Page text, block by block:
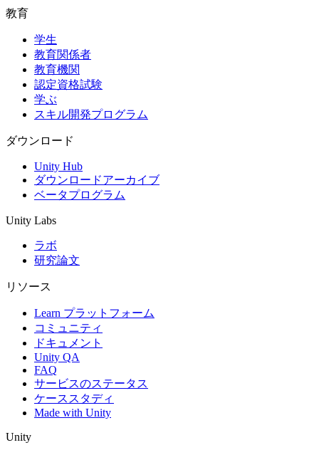
Unity でモバイル向けヒット作を制作して成長させる
インディーゲーム
少人数のチームで大規模なゲームを開発する
XR ゲーム
XR ゲームを複数プラットフォーム向けにローンチする
マルチプレイヤーゲーム
マルチプレイヤーゲーム制作を簡素化
ニュース、ストーリー、プレスセンター
教育
学生
教育関係者
教育機関
認定資格試験
学ぶ
スキル開発プログラム
ダウンロード
Unity Hub
ダウンロードアーカイブ
ベータプログラム
Unity Labs
ラボ
研究論文
リソース
Learn プラットフォーム
コミュニティ
ドキュメント
Unity QA
FAQ
サービスのステータス
ケーススタディ
Made with Unity
Unity